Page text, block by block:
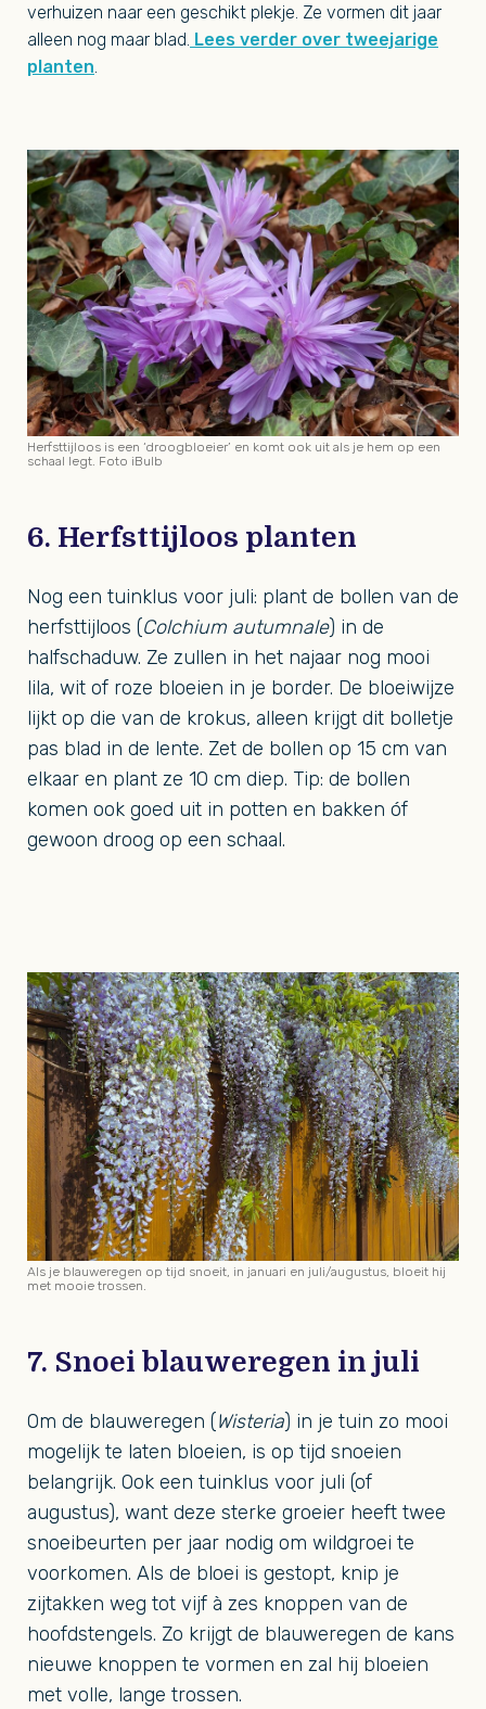
verhuizen naar een geschikt plekje. Ze vormen dit jaar
alleen nog maar blad. Lees verder over tweejarige
planten
6. Herfsttijloos planten
Nog een tuinklus voor juli: plant de bollen van de
herfsttijloos (Colchium autumnale) in de
halfschaduw. Ze zullen in het najaar nog mooi
lila, wit of roze bloeien in je border. De bloeiwijze
lijkt op die van de krokus, alleen krijgt dit bolletje
pas blad in de lente. Zet de bollen op 15 cm van
elkaar en plant ze 10 cm diep. Tip: de bollen
komen ook goed uit in potten en bakken óf
gewoon droog op een schaal.
Herfsttijloos is een ‘droogbloeier’ en komt ook uit als je hem op een
schaal legt. Foto iBulb
7. Snoei blauweregen in juli
Om de blauweregen (Wisteria) in je tuin zo mooi
mogelijk te laten bloeien, is op tijd snoeien
belangrijk. Ook een tuinklus voor juli (of
augustus), want deze sterke groeier heeft twee
snoeibeurten per jaar nodig om wildgroei te
voorkomen. Als de bloei is gestopt, knip je
zijtakken weg tot vijf à zes knoppen van de
hoofdstengels. Zo krijgt de blauweregen de kans
nieuwe knoppen te vormen en zal hij bloeien
met volle, lange trossen.
Als je blauweregen op tijd snoeit, in januari en juli/augustus, bloeit hij
met mooie trossen.